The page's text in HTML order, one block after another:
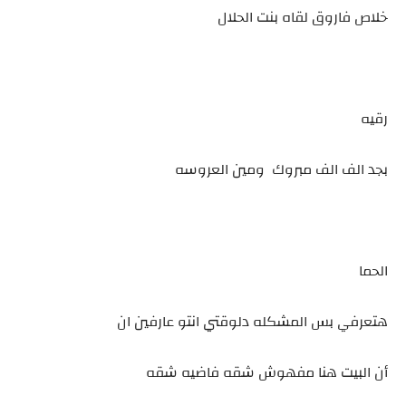
خلاص فاروق لقاه بنت الحلال
رقيه
بجد الف الف مبروك ومين العروسه
الحما
هتعرفي بس المشكله دلوقتي انتو عارفين ان
أن البيت هنا مفهوش شقه فاضيه شقه